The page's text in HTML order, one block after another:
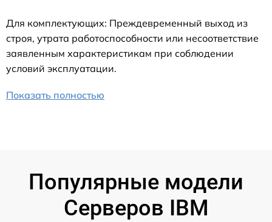
Для комплектующих: Преждевременный выход из
строя, утрата работоспособности или несоответствие
заявленным характеристикам при соблюдении
условий эксплуатации.
Показать полностью
Популярные модели
Серверов IBM